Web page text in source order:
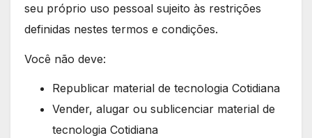
seu próprio uso pessoal sujeito às restrições
definidas nestes termos e condições.
Você não deve:
Republicar material de tecnologia Cotidiana
Vender, alugar ou sublicenciar material de
tecnologia Cotidiana